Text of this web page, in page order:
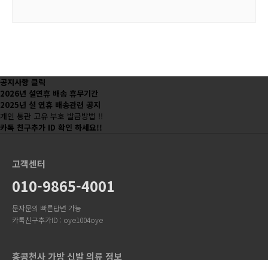
공지사항 클릭
2026년 설연휴 배송 휴무기간
2025년 설 연휴 배송관련 공지
개인 통관 고유 부호 발급방법 !!
카톡 친구추가 ID 확인 하세요!!
고객센터
010-9865-4001
문자문의 빠른답변 가능
카톡친구추가ID : oye1004oye
홍콩천사 가방 신발 의류 정보